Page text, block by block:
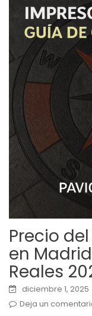
Precio
en
Reales
diciembre 1, 2025
Deja un